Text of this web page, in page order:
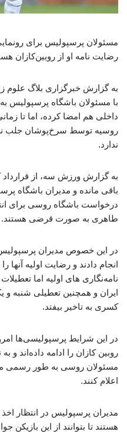
مسئولان پرسپولیس برای
رضایت نامه او از روبین‌کازان
به گزارش خبرگزاری بلاگ
با مسئولان باشگاه پرسپولیس
داخلی هم امضا کرده، اما تا
روسیه توسط سرخ‌پوشان جلب
ندارد.
به گزارش ورزش سه، از قرارداد
باقی مانده و مدیران باشگاه
درخواست باشگاه روسی برای
طاهری به صورت قرضی هستند.
در این خصوص مدیران پرسپولیس
انجام دادند و رضایت اولیه آنها
نامه‌نگاری های اولیه اما
ایران و همچنین تعطیلی شنبه و
کسری به تاخیر بیفتد.
در این شرایط پرسپولیسی‌ها
روبین کازان را ادامه داده‌اند و
مسئولان روسی به طور رسمی
اعلام کنند.
مدیران پرسپولیس در انتظار
هستند تا بتوانند از این بازیکن